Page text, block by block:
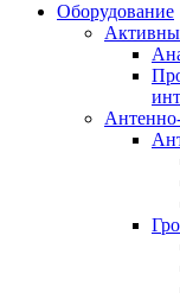
Оборудование